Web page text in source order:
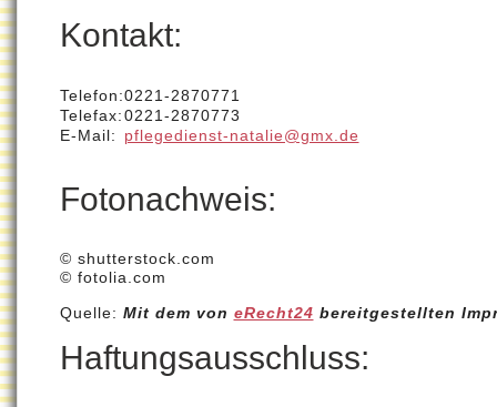
Kontakt:
Telefon:0221-2870771
Telefax:0221-2870773
E-Mail:
pflegedienst-natalie@gmx.de
Fotonachweis:
© shutterstock.com
© fotolia.com
Quelle: Mit dem von eRecht24 bereitgestellten
Haftungsausschluss: